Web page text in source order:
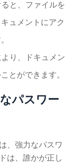
と、ファイルを
ュメントにアク
り、ドキュメン
とができます。
パスワー
、強力なパスワ
は、誰かが正し